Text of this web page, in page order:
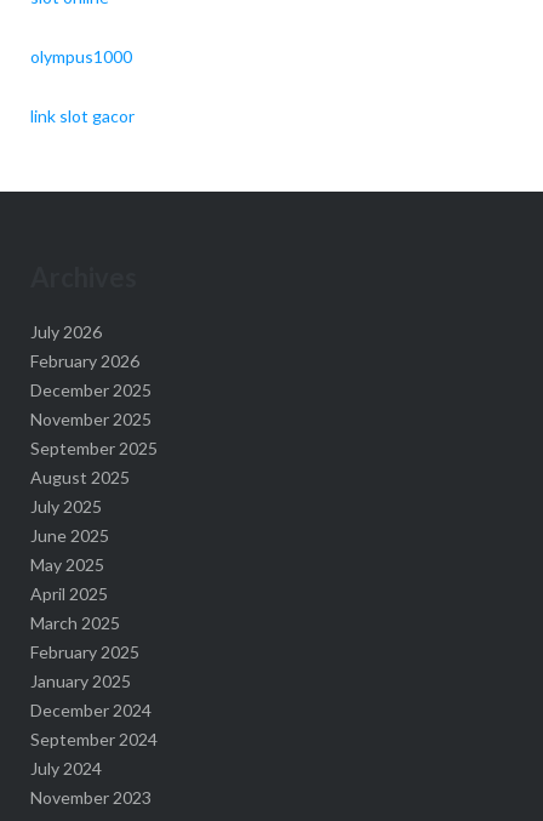
olympus1000
link slot gacor
July 2026
February 2026
December 2025
November 2025
September 2025
August 2025
July 2025
June 2025
May 2025
April 2025
March 2025
February 2025
January 2025
December 2024
September 2024
July 2024
November 2023